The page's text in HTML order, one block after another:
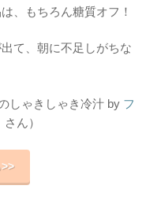
、もちろん糖質オフ！
て、朝に不足しがちな
しゃきしゃき冷汁 by フ
さん）